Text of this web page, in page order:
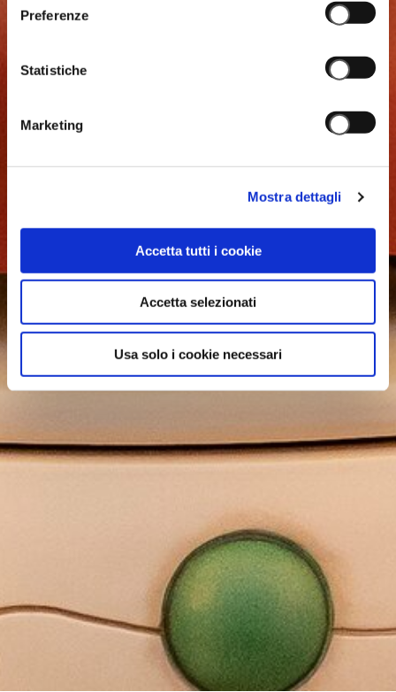
Preferenze
Statistiche
Marketing
Mostra dettagli
Accetta tutti i cookie
Accetta selezionati
Usa solo i cookie necessari